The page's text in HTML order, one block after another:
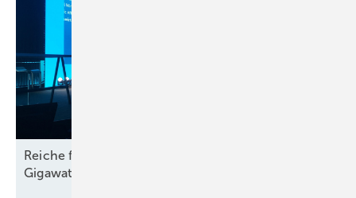
Reiche für „kosteneffiziente“ Energiewende und 12
Gigawatt Gaskraft-Ausschreibung